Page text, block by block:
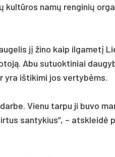
namų ren­gi­nių
jį ži­no kaip il­ga­metį
Abu su­tuok­ti­niai
yra iš­ti­ki­mi jos ver­tybėms.
Vie­nu tar­pu ji bu­vo
san­ty­kius“, –